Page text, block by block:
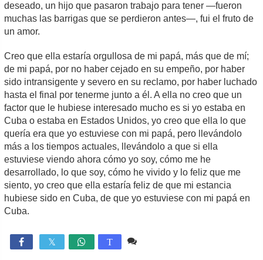
deseado, un hijo que pasaron trabajo para tener —fueron
muchas las barrigas que se perdieron antes—, fui el fruto de
un amor.
Creo que ella estaría orgullosa de mi papá, más que de mí;
de mi papá, por no haber cejado en su empeño, por haber
sido intransigente y severo en su reclamo, por haber luchado
hasta el final por tenerme junto a él. A ella no creo que un
factor que le hubiese interesado mucho es si yo estaba en
Cuba o estaba en Estados Unidos, yo creo que ella lo que
quería era que yo estuviese con mi papá, pero llevándolo
más a los tiempos actuales, llevándolo a que si ella
estuviese viendo ahora cómo yo soy, cómo me he
desarrollado, lo que soy, cómo he vivido y lo feliz que me
siento, yo creo que ella estaría feliz de que mi estancia
hubiese sido en Cuba, de que yo estuviese con mi papá en
Cuba.
 T